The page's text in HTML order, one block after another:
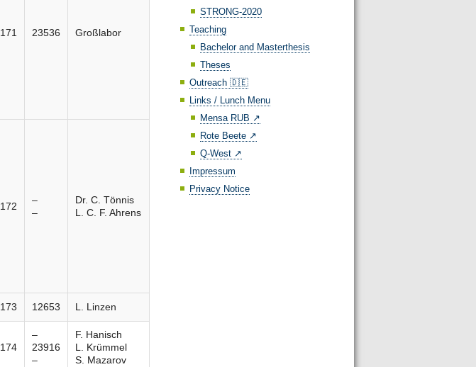
171 23536 Großlabor
172
–
–
Dr. C. Tönnis
L. C. F. Ahrens
173 12653 L. Linzen
174
–
23916
–
F. Hanisch
L. Krümmel
S. Mazarov
STRONG-2020
Teaching
Bachelor and Masterthesis
Theses
Outreach 🇩🇪
Links / Lunch Menu
Mensa RUB ↗️
Rote Beete ↗️
Q-West ↗️
Impressum
Privacy Notice